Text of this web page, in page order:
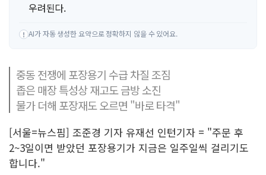
우려된다.
! AI가 자동 생성한 요약으로 정확하지 않을 수 있어요.
중동 전쟁에 포장용기 수급 차질 조짐
좁은 매장 특성상 재고도 금방 소진
물가 더해 포장재도 오르면 "바로 타격"
[서울=뉴스핌] 조준경 기자 유재선 인턴기자 = "주문 후
2~3일이면 받았던 포장용기가 지금은 일주일씩 걸리기도
합니다."